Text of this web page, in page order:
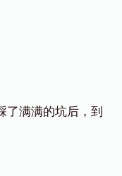
了满满的坑后，到